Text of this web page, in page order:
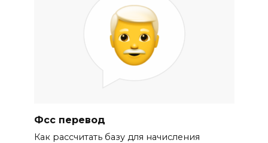
Фсс перевод
Как рассчитать базу для начисления